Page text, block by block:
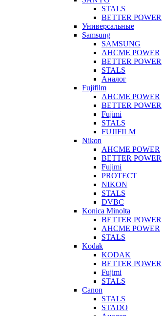
STALS
BETTER POWER
Универсальные
Samsung
SAMSUNG
AHCME POWER
BETTER POWER
STALS
Аналог
Fujifilm
AHCME POWER
BETTER POWER
Fujimi
STALS
FUJIFILM
Nikon
AHCME POWER
BETTER POWER
Fujimi
PROTECT
NIKON
STALS
DVBC
Konica Minolta
BETTER POWER
AHCME POWER
STALS
Kodak
KODAK
BETTER POWER
Fujimi
STALS
Canon
STALS
STADO